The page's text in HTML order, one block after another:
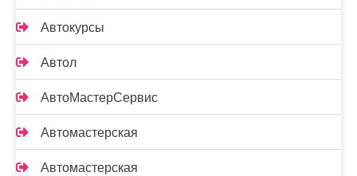
Автокурсы
Автол
АвтоМастерСервис
Автомастерская
Автомастерская